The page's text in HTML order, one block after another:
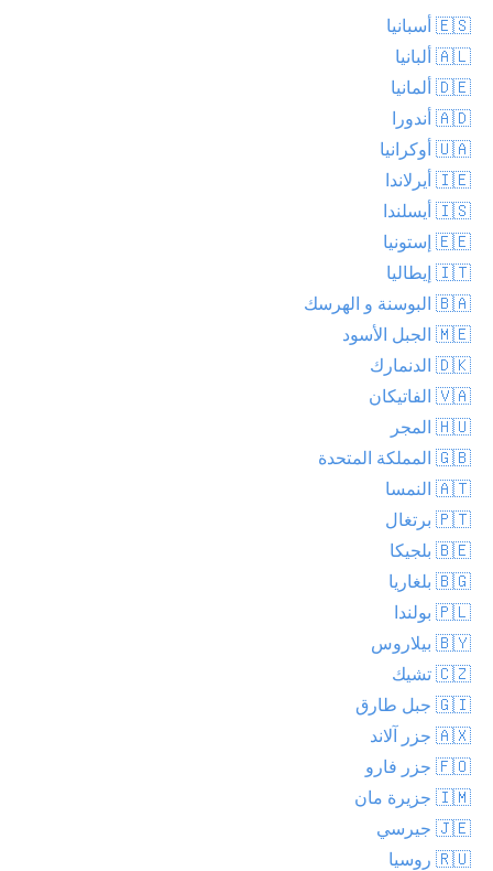
🇪🇸 أسبانيا
🇦🇱 ألبانيا
🇩🇪 ألمانيا
🇦🇩 أندورا
🇺🇦 أوكرانيا
🇮🇪 أيرلاندا
🇮🇸 أيسلندا
🇪🇪 إستونيا
🇮🇹 إيطاليا
🇧🇦 البوسنة و الهرسك
🇲🇪 الجبل الأسود
🇩🇰 الدنمارك
🇻🇦 الفاتيكان
🇭🇺 المجر
🇬🇧 المملكة المتحدة
🇦🇹 النمسا
🇵🇹 برتغال
🇧🇪 بلجيكا
🇧🇬 بلغاريا
🇵🇱 بولندا
🇧🇾 بيلاروس
🇨🇿 تشيك
🇬🇮 جبل طارق
🇦🇽 جزر آلاند
🇫🇴 جزر فارو
🇮🇲 جزيرة مان
🇯🇪 جيرسي
🇷🇺 روسيا